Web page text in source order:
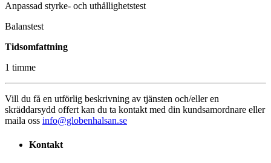
Anpassad styrke- och uthållighetstest
Balanstest
Tidsomfattning
1 timme
Vill du få en utförlig beskrivning av tjänsten och/eller en
skräddarsydd offert kan du ta kontakt med din kundsamordnare eller
maila oss info@globenhalsan.se
Kontakt